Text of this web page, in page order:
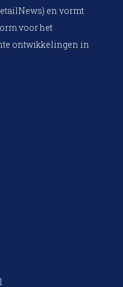
en vormt
voor het
ontwikkelingen in